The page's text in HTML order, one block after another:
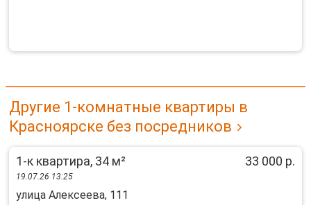
Другие 1-комнатные квартиры в
Красноярске без посредников
1-к квартира, 34 м² 33 000 р.
19.07.26 13:25
улица Алексеева, 111